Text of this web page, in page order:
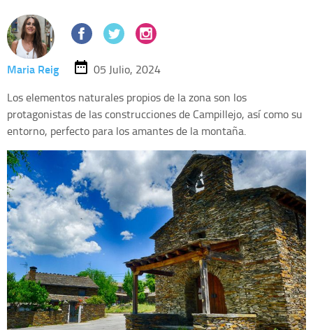
Maria Reig
05 Julio, 2024
Los elementos naturales propios de la zona son los
protagonistas de las construcciones de Campillejo, así como su
entorno, perfecto para los amantes de la montaña.